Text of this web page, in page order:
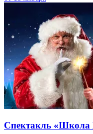
Спектакль «Школа